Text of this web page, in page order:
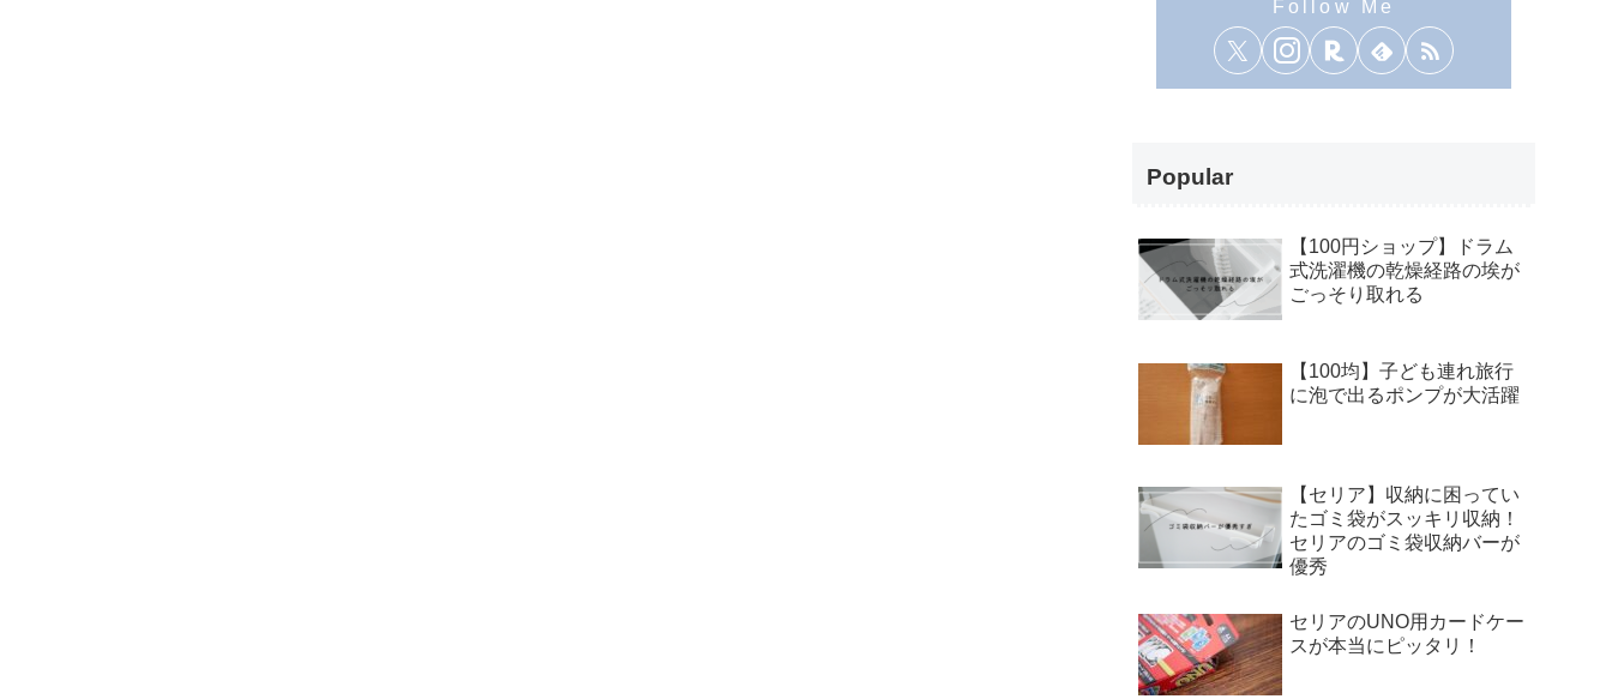
Popular
【100円ショップ】ドラム
式洗濯機の乾燥経路の埃が
ごっそり取れる
【100均】子ども連れ旅行
に泡で出るポンプが大活躍
【セリア】収納に困ってい
たゴミ袋がスッキリ収納！
セリアのゴミ袋収納バーが
優秀
セリアのUNO用カードケー
スが本当にピッタリ！